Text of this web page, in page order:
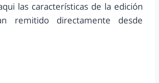
las características de la edición
remitido directamente desde